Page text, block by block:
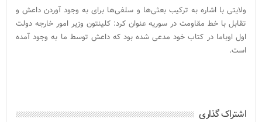
ولایتی با اشاره به ترکیب بعثی‌ها و سلفی‌ها برای به وجود آوردن داعش و
تقابل با خط مقاومت در سوریه عنوان کرد: کلینتون وزیر امور خارجه دولت
اول اوباما در کتاب خود مدعی شده بود که داعش توسط ما به وجود آمده
است.
اشتراک گذاری